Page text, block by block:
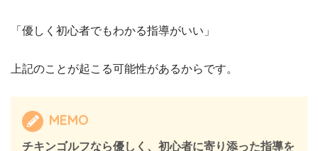
「優しく初心者でもわかる指導がいい」
上記のことが起こる可能性があるからです。
MEMO
チキンゴルフなら優しく、初心者に寄り添った指導を